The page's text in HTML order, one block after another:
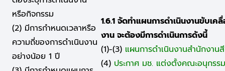
หรือกิจกรรม
(2) มีการกำหนดเวลาหรือ
ความถี่ของการดำเนินงาน
อย่างน้อย 1 ปี
1.6.1 จัดทำแผนการดำเนินงานขับเ
งาน จะต้องมีการดำเนินการดังนี้
(1)-(3) แผนการดำเนินงานสำนักงาน
(4) ประกาศ มช. แต่งตั้งคณะอนุกรร